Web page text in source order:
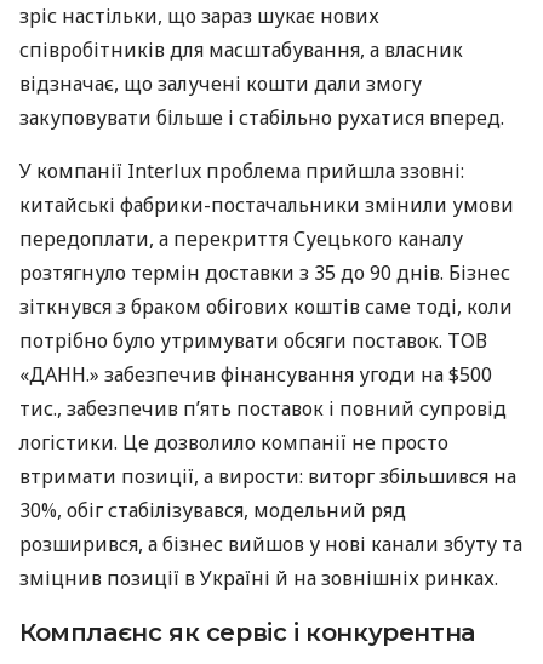
зріс настільки, що зараз шукає нових
співробітників для масштабування, а власник
відзначає, що залучені кошти дали змогу
закуповувати більше і стабільно рухатися вперед.
У компанії Interlux проблема прийшла ззовні:
китайські фабрики-постачальники змінили умови
передоплати, а перекриття Суецького каналу
розтягнуло термін доставки з 35 до 90 днів. Бізнес
зіткнувся з браком обігових коштів саме тоді, коли
потрібно було утримувати обсяги поставок. ТОВ
«ДАНН.» забезпечив фінансування угоди на $500
тис., забезпечив п’ять поставок і повний супровід
логістики. Це дозволило компанії не просто
втримати позиції, а вирости: виторг збільшився на
30%, обіг стабілізувався, модельний ряд
розширився, а бізнес вийшов у нові канали збуту та
зміцнив позиції в Україні й на зовнішніх ринках.
Комплаєнс як сервіс і конкурентна